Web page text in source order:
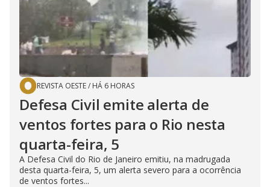
REVISTA OESTE/ HÁ 6 HORAS
Defesa Civil emite alerta de
ventos fortes para o Rio nesta
quarta-feira, 5
A Defesa Civil do Rio de Janeiro emitiu, na madrugada
desta quarta-feira, 5, um alerta severo para a ocorrência
de ventos fortes...